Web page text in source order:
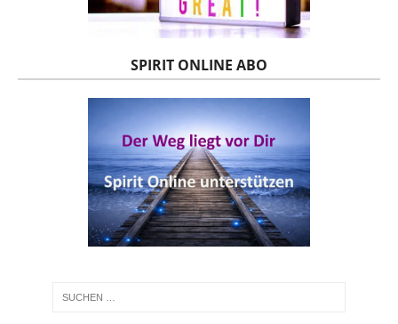
SPIRIT ONLINE ABO